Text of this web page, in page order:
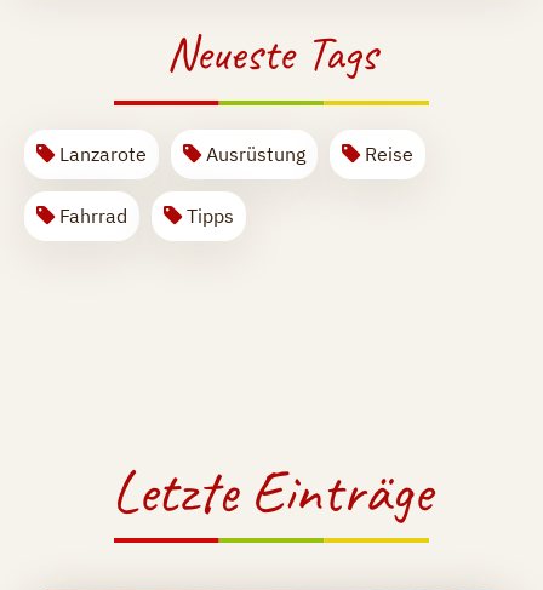
Neueste Tags
Lanzarote Ausrüstung Reise
Fahrrad Tipps
Letzte Einträge